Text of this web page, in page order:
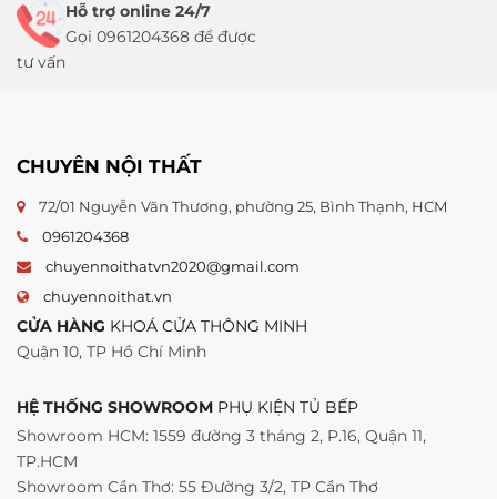
Hỗ trợ online 24/7
Gọi 0961204368 để được
tư vấn
CHUYÊN NỘI THẤT
72/01 Nguyễn Văn Thương, phường 25, Bình Thạnh, HCM
0961204368
chuyennoithatvn2020@gmail.com
chuyennoithat.vn
CỬA HÀNG KHOÁ CỬA THÔNG MINH
Quận 10, TP Hồ Chí Minh
HỆ THỐNG SHOWROOM PHỤ KIỆN TỦ BẾP
Showroom HCM: 1559 đường 3 tháng 2, P.16, Quận 11,
TP.HCM
Showroom Cần Thơ: 55 Đường 3/2, TP Cần Thơ